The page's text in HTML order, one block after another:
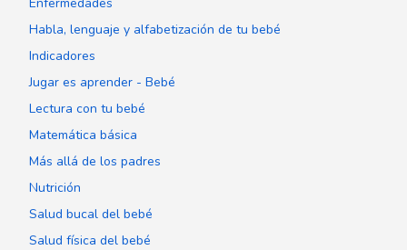
Habla, lenguaje y alfabetización de tu bebé
Indicadores
Jugar es aprender - Bebé
Lectura con tu bebé
Matemática básica
Más allá de los padres
Nutrición
Salud bucal del bebé
Salud física del bebé